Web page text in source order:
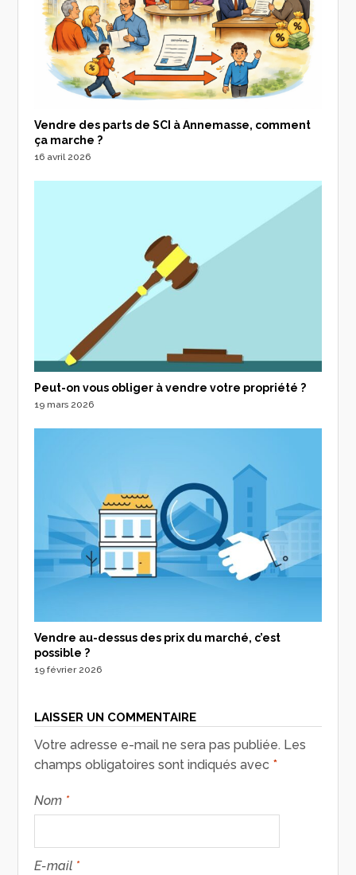
Vendre des parts de SCI à Annemasse, comment
ça marche ?
16 avril 2026
Peut-on vous obliger à vendre votre propriété ?
19 mars 2026
Vendre au-dessus des prix du marché, c’est
possible ?
19 février 2026
LAISSER UN COMMENTAIRE
Votre adresse e-mail ne sera pas publiée. Les
champs obligatoires sont indiqués avec *
Nom *
E-mail *